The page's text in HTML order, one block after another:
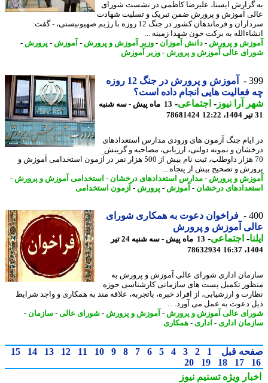
ایسنا، علیرضا کاظمی در نشست شورای
آموزش و پرورش ضمن تبریک و تسلیت شهادت
سرداران و فرماندهان کشور در جنگ 12 روزه با رژیم صهیونیستی، - گفت:
به برکت خون شهدا زمینه ...
و پرورش-دانش آموزان- وزیر آموزش و پرورش-آموزش-پرورش-
عالی آموزش و پرورش-وزیر آموزش
آموزش و پرورش در جنگ 12 روزه
فعالیت هایی انجام داده است؟
آرا نیوز-اجتماعی-
13 ماه پیش - سه شنبه
78681424
جنگ آزمون های ورودی مدارس استعدادهای
و نمونه دولتی، ارزیابی، مصاحبه و گزینش
70 هزار داوطلب، ثبت نام بیش از 500 هزار نفر در آزمون استخدامی آموزش و
و تصحیح بیش از پنجاه ...
و پرورش-مدارس استعدادهای درخشان-استخدامی آموزش و پرورش-
درخشان-آموزش-پرورش-آزمون استخدامی
فراخوان دعوت به همکاری شورای
آموزش و پرورش
-اجتماعی-
13 ماه پیش - سه شنبه 24 تیر
78632934
اداری شورای عالی آموزش و پرورش به
تکمیل پست های سازمانی کارشناسی حوزه
و ارزشیابی، از افراد خبره، باتجربه، علاقه مند به همکاری و واجد شرایط
دعوت به عمل می آورد. ...
عالی آموزش و پرورش-آموزش و پرورش-شورای عالی-سازمان -
اداری- اداری- همکاری
قبل 1
2
3
4
5
6
7
8
9
10
11
12
13
14
15
17
18
19
20
ویژهتسنیم نیوز